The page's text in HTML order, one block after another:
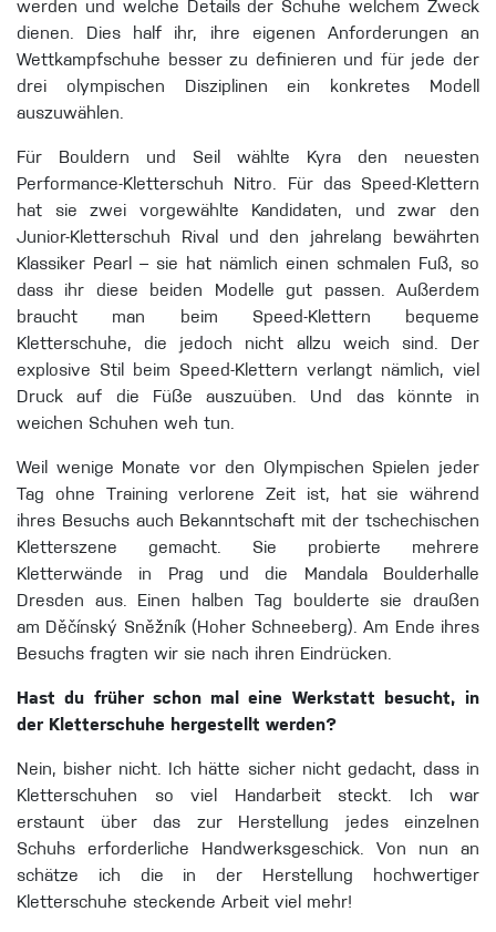
werden und welche Details der Schuhe welchem Zweck
dienen. Dies half ihr, ihre eigenen Anforderungen an
Wettkampfschuhe besser zu definieren und für jede der
drei olympischen Disziplinen ein konkretes Modell
auszuwählen.
Für Bouldern und Seil wählte Kyra den neuesten
Performance-Kletterschuh Nitro. Für das Speed-Klettern
hat sie zwei vorgewählte Kandidaten, und zwar den
Junior-Kletterschuh Rival und den jahrelang bewährten
Klassiker Pearl – sie hat nämlich einen schmalen Fuß, so
dass ihr diese beiden Modelle gut passen. Außerdem
braucht man beim Speed-Klettern bequeme
Kletterschuhe, die jedoch nicht allzu weich sind. Der
explosive Stil beim Speed-Klettern verlangt nämlich, viel
Druck auf die Füße auszuüben. Und das könnte in
weichen Schuhen weh tun.
Weil wenige Monate vor den Olympischen Spielen jeder
Tag ohne Training verlorene Zeit ist, hat sie während
ihres Besuchs auch Bekanntschaft mit der tschechischen
Kletterszene gemacht. Sie probierte mehrere
Kletterwände in Prag und die Mandala Boulderhalle
Dresden aus. Einen halben Tag boulderte sie draußen
am Děčínský Sněžník (Hoher Schneeberg). Am Ende ihres
Besuchs fragten wir sie nach ihren Eindrücken.
Hast du früher schon mal eine Werkstatt besucht, in
der Kletterschuhe hergestellt werden?
Nein, bisher nicht. Ich hätte sicher nicht gedacht, dass in
Kletterschuhen so viel Handarbeit steckt. Ich war
erstaunt über das zur Herstellung jedes einzelnen
Schuhs erforderliche Handwerksgeschick. Von nun an
schätze ich die in der Herstellung hochwertiger
Kletterschuhe steckende Arbeit viel mehr!